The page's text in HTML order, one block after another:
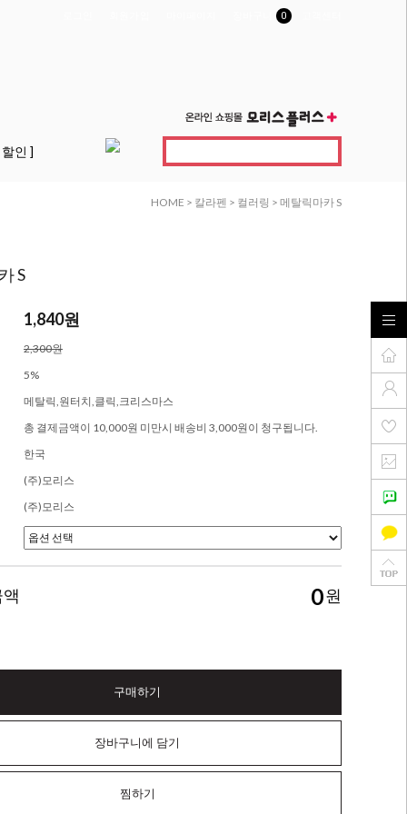
0
인 ]
HOME > 칼라펜 > 컬러링 > 메탈릭마카 S
S
1,840원
2,300원
5%
메탈릭,원터치,클릭,크리스마스
총 결제금액이 10,000원 미만시 배송비 3,000원이 청구됩니다.
한국
(주)모리스
(주)모리스
0원
구매하기
장바구니에 담기
찜하기